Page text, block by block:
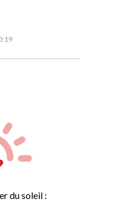
du soleil :